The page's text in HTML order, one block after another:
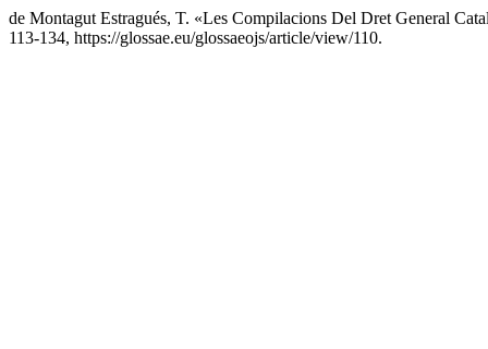
de Montagut Estragués, T. «Les Compilacions Del Dret General
113-134, https://glossae.eu/glossaeojs/article/view/110.